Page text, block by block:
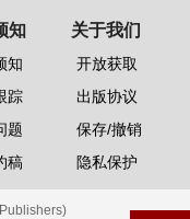
知
知
踪
题
稿
关于我们
开放获取
出版协议
保存/撤销
隐私保护